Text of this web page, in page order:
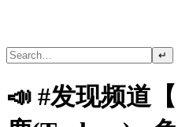
↵
📣 #发现频道